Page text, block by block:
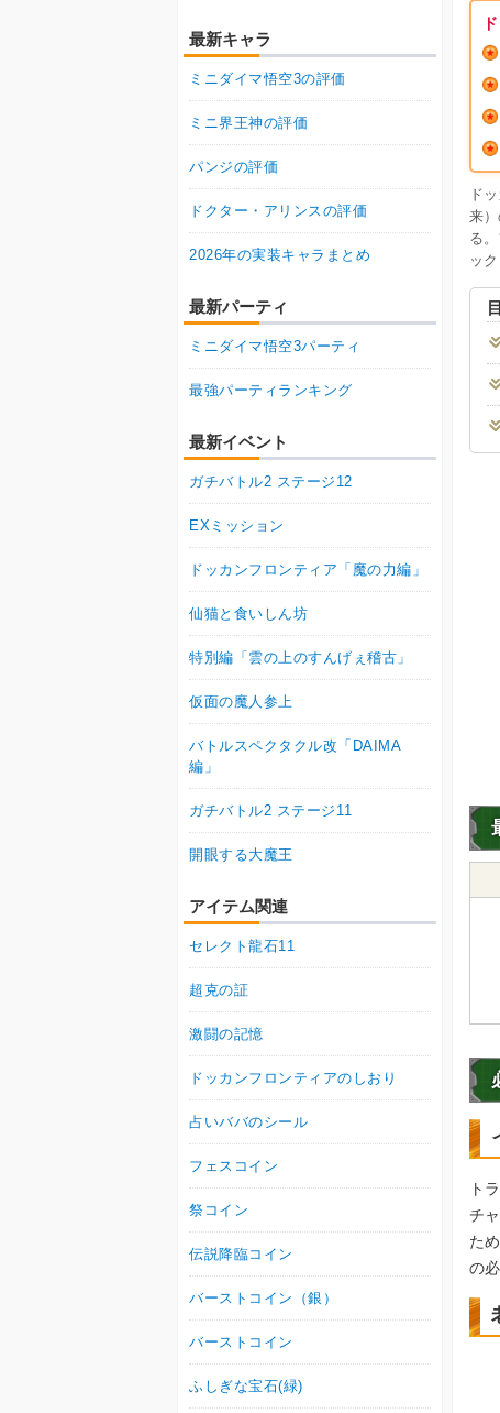
ド
来
る
ッ
ト
チ
た
の
最新キャラ
ミニダイマ悟空3の評価
ミニ界王神の評価
パンジの評価
ドクター・アリンスの評価
2026年の実装キャラまとめ
最新パーティ
ミニダイマ悟空3パーティ
最強パーティランキング
最新イベント
ガチバトル2 ステージ12
EXミッション
ドッカンフロンティア「魔の力編」
仙猫と食いしん坊
特別編「雲の上のすんげぇ稽古」
仮面の魔人参上
バトルスペクタクル改「DAIMA
編」
ガチバトル2 ステージ11
開眼する大魔王
アイテム関連
セレクト龍石11
超克の証
激闘の記憶
ドッカンフロンティアのしおり
占いババのシール
フェスコイン
祭コイン
伝説降臨コイン
バーストコイン（銀）
バーストコイン
ふしぎな宝石(緑)